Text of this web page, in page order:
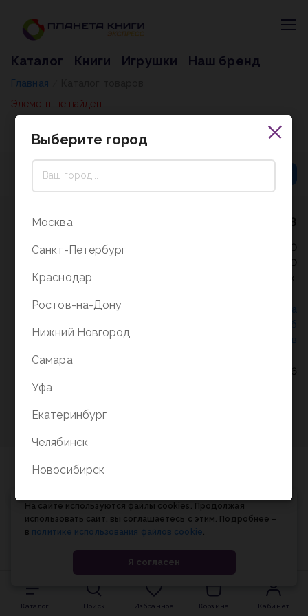
Каталог Книги Игрушки Наш бренд
Главная
Элемент не найден
8 (800) 5000-338
Режим работы - 9:30-20:00
в выходные и праздники - 10:00-19:00
без перерыва и выходных.
Политика конфиденциальности
СОГЛАСИЕ на
Соглашение об
использовании cookie-файлов
© Планета книги, 1998-2026
Каталог Поиск Избранное Корзина Кабинет
На сайте используются файлы cookies. Продолжая
использовать сайт, вы соглашаетесь с этим. Подробнее –
в политике использования файлов cookie.
Я согласен
Выберите город
Москва
Санкт-Петербург
Краснодар
Ростов-на-Дону
Нижний Новгород
Самара
Уфа
Екатеринбург
Челябинск
Новосибирск